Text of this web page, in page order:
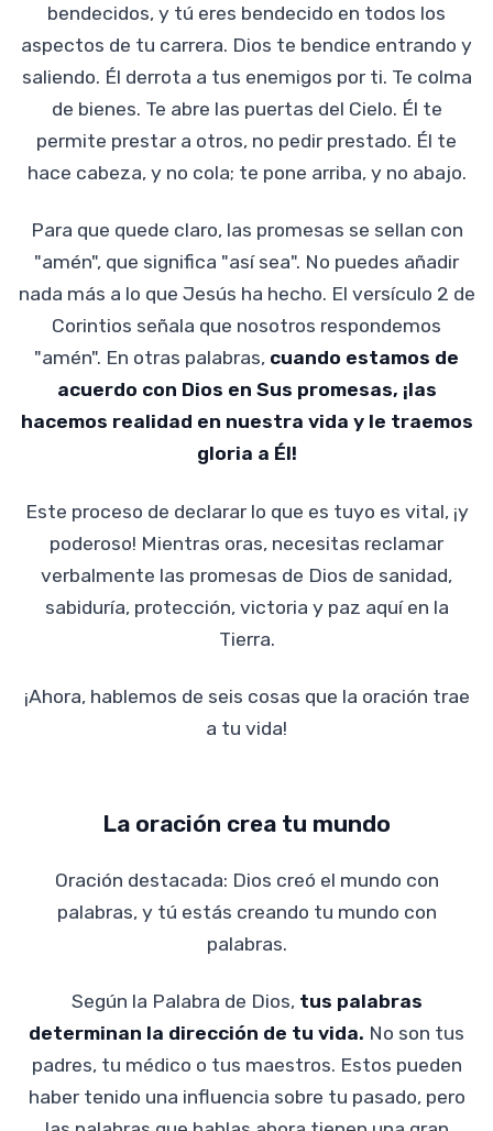
bendecidos, y tú eres bendecido en todos los
aspectos de tu carrera. Dios te bendice entrando y
saliendo. Él derrota a tus enemigos por ti. Te colma
de bienes. Te abre las puertas del Cielo. Él te
permite prestar a otros, no pedir prestado. Él te
hace cabeza, y no cola; te pone arriba, y no abajo.
Para que quede claro, las promesas se sellan con
"amén", que significa "así sea". No puedes añadir
nada más a lo que Jesús ha hecho. El versículo 2 de
Corintios señala que nosotros respondemos
"amén". En otras palabras, cuando estamos de
acuerdo con Dios en Sus promesas, ¡las
hacemos realidad en nuestra vida y le traemos
gloria a Él!
Este proceso de declarar lo que es tuyo es vital, ¡y
poderoso! Mientras oras, necesitas reclamar
verbalmente las promesas de Dios de sanidad,
sabiduría, protección, victoria y paz aquí en la
Tierra.
¡Ahora, hablemos de seis cosas que la oración trae
a tu vida!
La oración crea tu mundo
Oración destacada: Dios creó el mundo con
palabras, y tú estás creando tu mundo con
palabras.
Según la Palabra de Dios,tus palabras
determinan la dirección de tu vida. No son tus
padres, tu médico o tus maestros. Estos pueden
haber tenido una influencia sobre tu pasado, pero